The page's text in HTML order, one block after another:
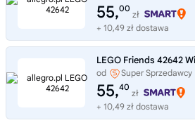
55,00
zł
+ 10,49 zł dostawa
od Super Sprzedawcy
55,40
zł
+ 10,49 zł dostawa